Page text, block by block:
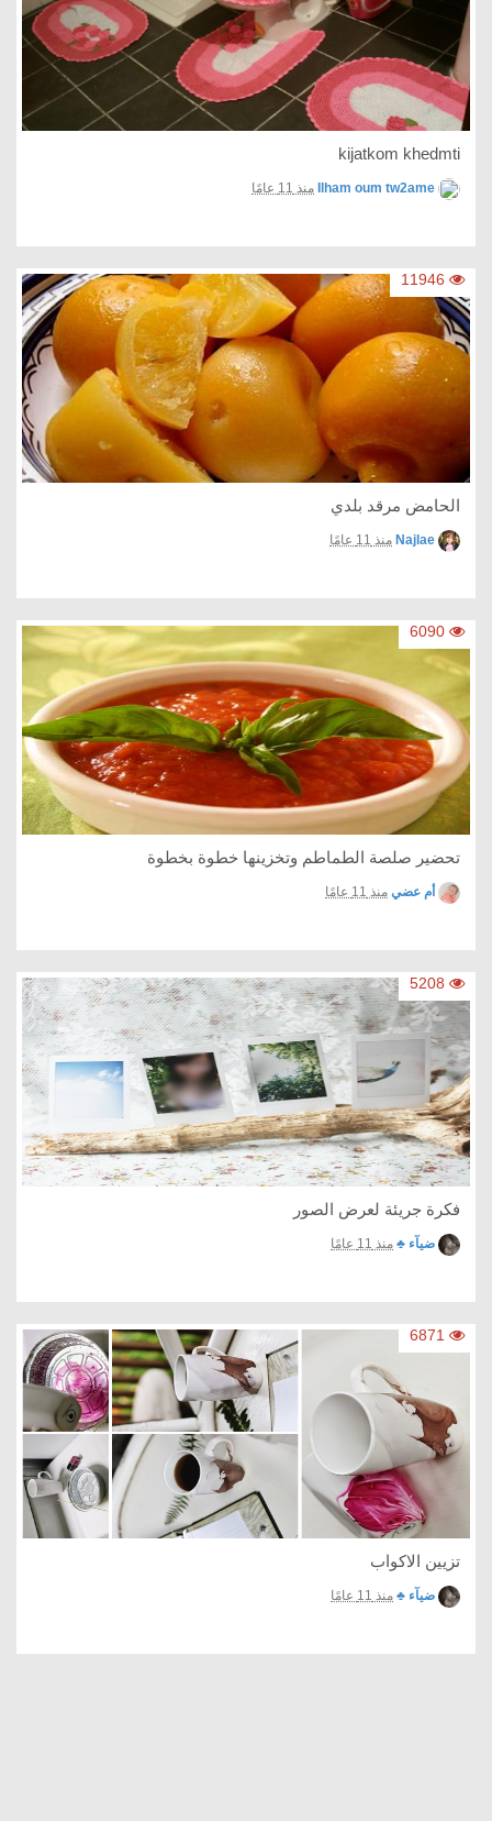
kijatkom khedmti
Ilham oum tw2ame منذ 11 عامًا
11946
الحامض مرقد بلدي
Najlae منذ 11 عامًا
6090
تحضير صلصة الطماطم وتخزينها خطوة بخطوة
أم عضي منذ 11 عامًا
5208
فكرة جريئة لعرض الصور
ضيآء ♣ منذ 11 عامًا
6871
تزيين الاكواب
ضيآء ♣ منذ 11 عامًا